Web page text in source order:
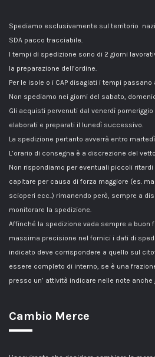
Spediamo esclusivamente sul territorio
SDA pacco tracciabile.
I tempi di spedizione sono di 2 giorni
la preparazione dell’ordine.
Per le isole o i CAP disagiati i tempi passano
Non spediamo nei giorni del sabato,
Gli acquisti pervenuti dal venerdì
elaborati e preparati il lunedì successivo.
La spedizione pertanto avverrà entro martedì.
L’orario di consegna è a discrezione del
Non rispondiamo per eventuali piccoli
capitare per causa di forza maggiore (es.
scioperi ecc..) rimanendo però, sempre a
monitorare la spedizione.
Affinché la spedizione vada sempre a buon
massima precisione nel fornici i dati di
indicato deve corrispondere a quello sul
essere completo di interno, se è una
presso un’ attività indicare nelle note anche
Cambio Merce